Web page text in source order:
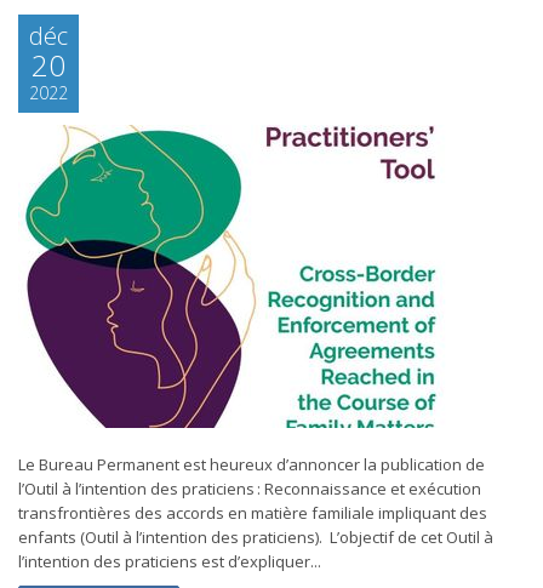
déc
20
2022
Le Bureau Permanent est heureux d’annoncer la publication de
l’Outil à l’intention des praticiens : Reconnaissance et exécution
transfrontières des accords en matière familiale impliquant des
enfants (Outil à l’intention des praticiens). L’objectif de cet Outil à
l’intention des praticiens est d’expliquer...